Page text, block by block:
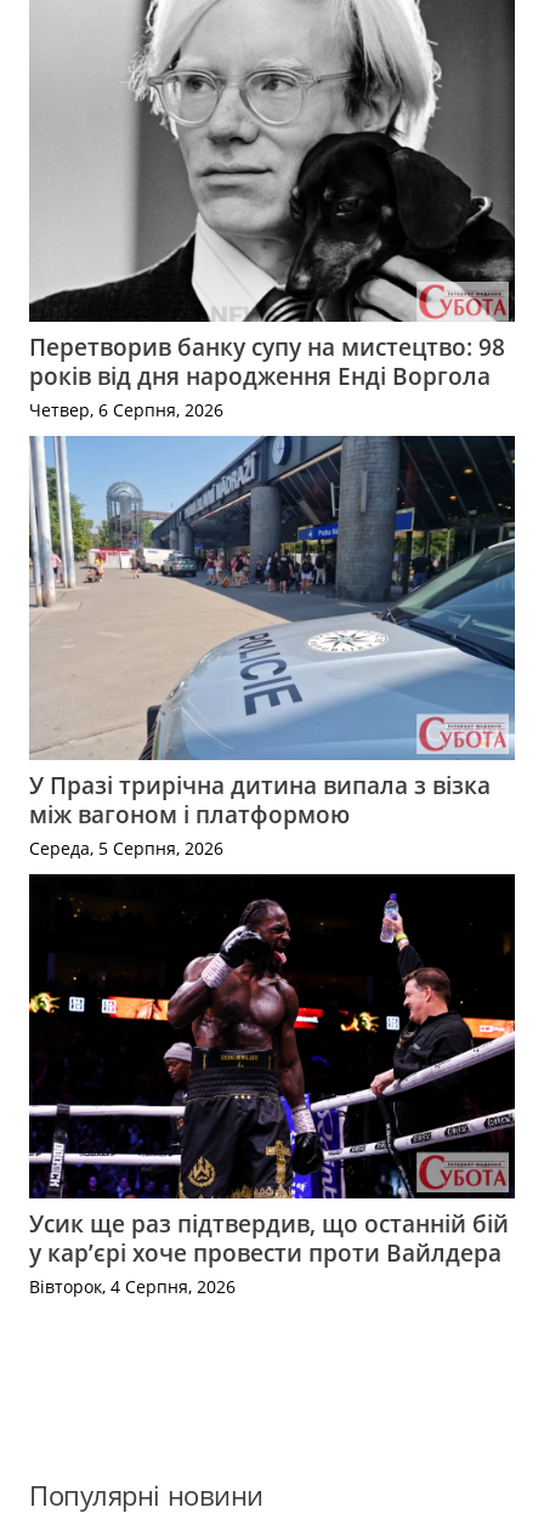
Перетворив банку супу на мистецтво: 98
років від дня народження Енді Воргола
Четвер, 6 Серпня, 2026
У Празі трирічна дитина випала з візка
між вагоном і платформою
Середа, 5 Серпня, 2026
Усик ще раз підтвердив, що останній бій
у кар’єрі хоче провести проти Вайлдера
Вівторок, 4 Серпня, 2026
Популярні новини